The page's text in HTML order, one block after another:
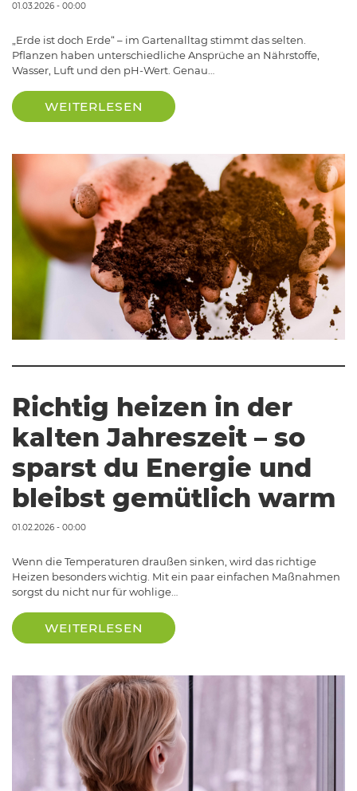
01.03.2026 - 00:00
„Erde ist doch Erde“ – im Gartenalltag stimmt das selten.
Pflanzen haben unterschiedliche Ansprüche an Nährstoffe,
Wasser, Luft und den pH-Wert. Genau…
WEITERLESEN
Richtig heizen in der
kalten Jahreszeit – so
sparst du Energie und
bleibst gemütlich warm
01.02.2026 - 00:00
Wenn die Temperaturen draußen sinken, wird das richtige
Heizen besonders wichtig. Mit ein paar einfachen Maßnahmen
sorgst du nicht nur für wohlige…
WEITERLESEN